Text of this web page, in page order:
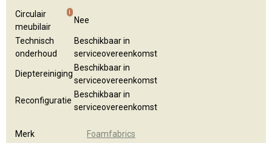
Circulair
meubilair
i
Nee
Technisch
onderhoud
Beschikbaar in
serviceovereenkomst
Dieptereiniging
Beschikbaar in
serviceovereenkomst
Reconfiguratie
Beschikbaar in
serviceovereenkomst
Merk
Foamfabrics